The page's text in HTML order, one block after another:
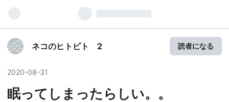
ネコのヒトビト 2 読者になる
2020-08-31
眠ってしまったらしい。。